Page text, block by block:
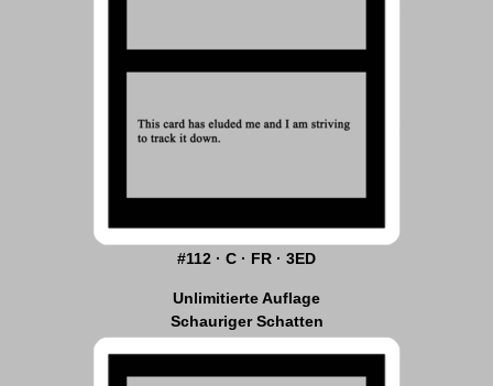
#112 · C · FR · 3ED
Unlimitierte Auflage
Schauriger Schatten